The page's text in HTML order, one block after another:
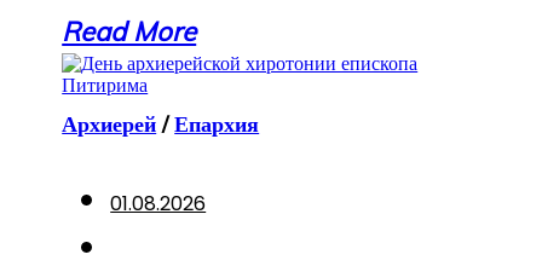
Read More
Архиерей /Епархия
01.08.2026